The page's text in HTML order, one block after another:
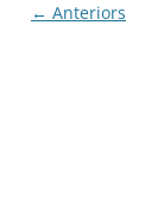
← Anteriors